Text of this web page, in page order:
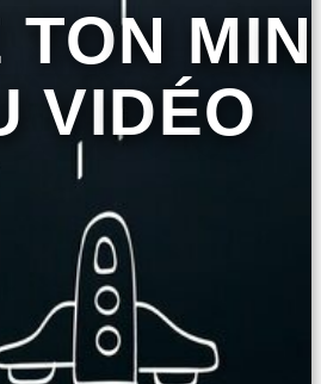
TON
VIDÉO